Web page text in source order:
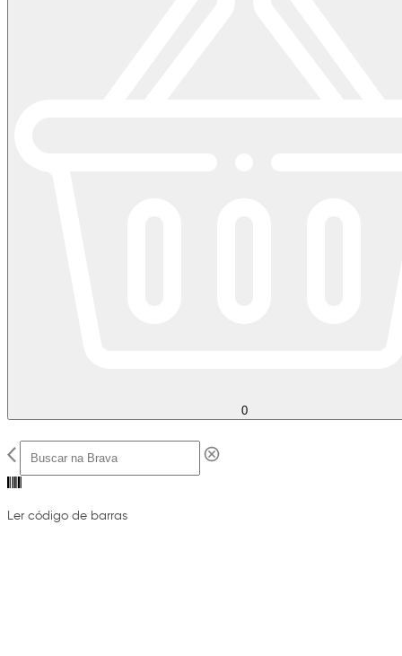
0
Ler código de barras